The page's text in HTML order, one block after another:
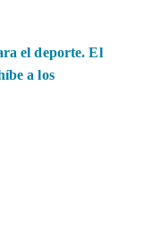
el deporte. El
a los